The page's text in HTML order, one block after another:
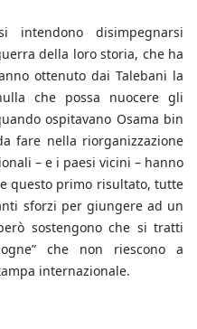
disimpegnarsi
della loro storia, che ha
ottenuto dai Talebani la
che possa nuocere gli
ospitavano Osama bin
fare nella riorganizzazione
– e i paesi vicini – hanno
questo primo risultato, tutte
sforzi per giungere ad un
sostengono che si tratti
che non riescono a
internazionale.